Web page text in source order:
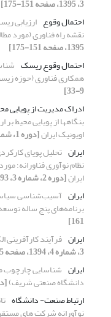
3، 1395، صفحه 151-175]
احتمال وقوع ارزیابی
نقشه راه فناوری (مورد
1395، صفحه 151-175]
احتمال وقوع ریسک
همکاری فناوری (حوزه
9-33]
ادراک مدیریت از پویایی
بنگاهها از پویایی محیط
اویونیک ایران[دوره 1، شماره 1، 1392، صفحه 9-36]
ایران تحلیل پویای
نظام نوآوری فناورانه؛
ایران[دوره 2، شماره 3، 1393، صفحه 49-80]
ایران آسیب‌شناسی
برنامه‌های پنج ساله
161]
ایران فرآیند کارآفرینی
3، شماره 4، 1394، صفحه 165-188]
ایران شناسایی چارچوب
دانشگاه صنعتی شریف)[دوره
ارتباط صنعت- دانشگاه
نوآورانه شرکت های